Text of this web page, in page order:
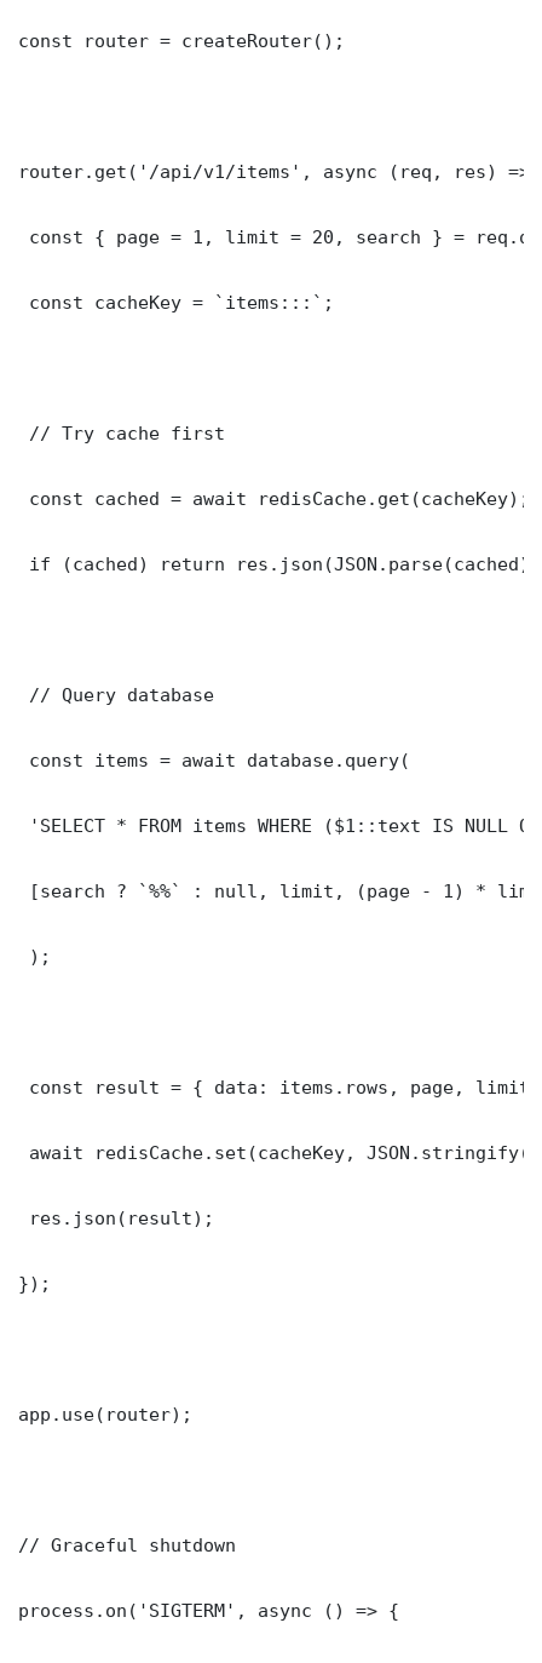
const router = createRouter();
router.get('/api/v1/items', async (req, res) =>
const { page = 1, limit = 20, search } =
const cacheKey = `items:::`;
// Try cache first
const cached = await redisCache.get(cacheKey);
if (cached) return
// Query database
const items = await database.query(
'SELECT * FROM items WHERE ($1::text IS NULL
[search ? `%%` : null, limit, (page - 1) *
);
const result = { data: items.rows, page,
await redisCache.set(cacheKey,
res.json(result);
});
app.use(router);
// Graceful shutdown
process.on('SIGTERM', async () => {